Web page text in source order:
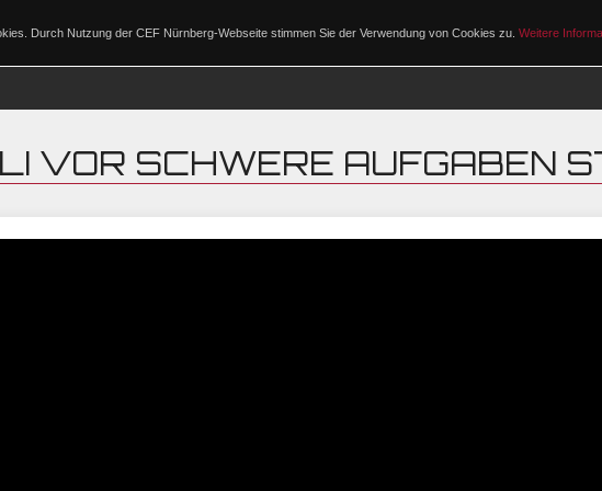
Durch Nutzung der CEF Nürnberg-Webseite stimmen Sie der Verwendung von Cookies zu. Weitere
VOR SCHWERE AUFGABEN